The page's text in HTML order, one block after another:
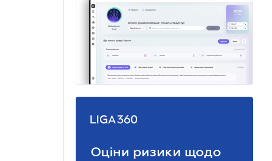
Оціни ризики щодо